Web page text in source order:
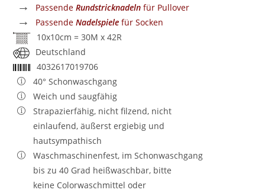
→ PassendeRundstricknadeln für Pullover
→ PassendeNadelspiele für Socken
10x10cm = 30M x 42R
Deutschland
4032617019706
40° Schonwaschgang
Weich und saugfähig
Strapazierfähig, nicht filzend, nicht
einlaufend, äußerst ergiebig und
hautsympathisch
Waschmaschinenfest, im Schonwaschgang
bis zu 40 Grad heißwaschbar, bitte
keine Colorwaschmittel oder